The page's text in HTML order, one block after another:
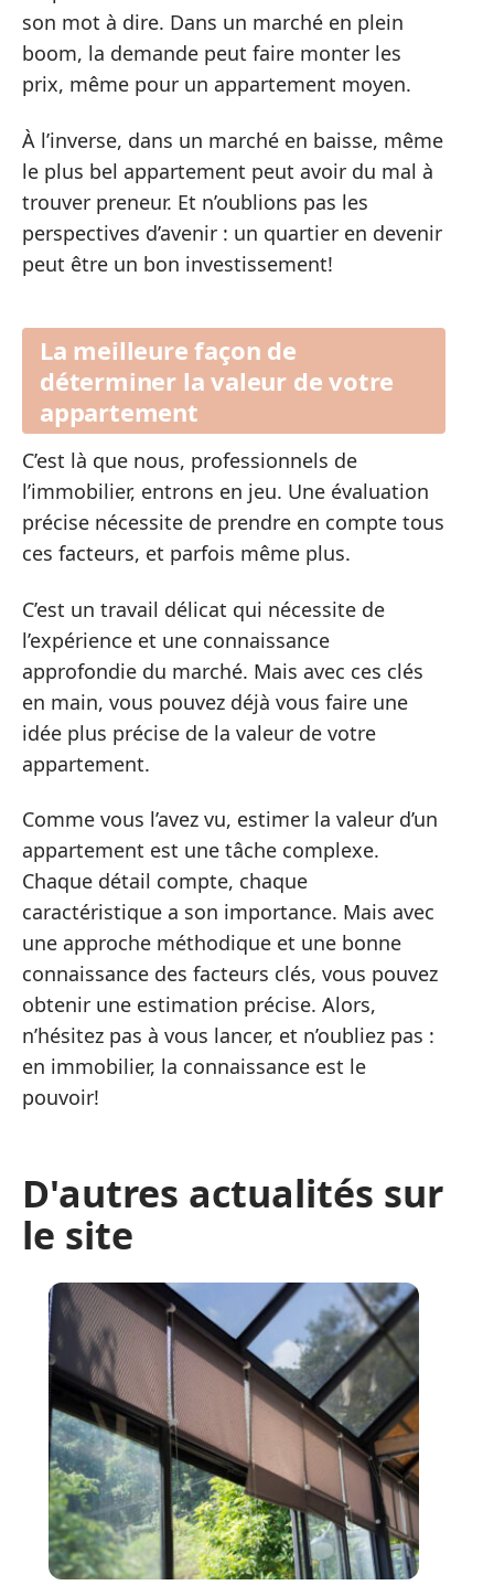
son mot à dire. Dans un marché en plein
boom, la demande peut faire monter les
prix, même pour un appartement moyen.
À l’inverse, dans un marché en baisse, même
le plus bel appartement peut avoir du mal à
trouver preneur. Et n’oublions pas les
perspectives d’avenir : un quartier en devenir
peut être un bon investissement!
La meilleure façon de
déterminer la valeur de votre
appartement
C’est là que nous, professionnels de
l’immobilier, entrons en jeu. Une évaluation
précise nécessite de prendre en compte tous
ces facteurs, et parfois même plus.
C’est un travail délicat qui nécessite de
l’expérience et une connaissance
approfondie du marché. Mais avec ces clés
en main, vous pouvez déjà vous faire une
idée plus précise de la valeur de votre
appartement.
Comme vous l’avez vu, estimer la valeur d’un
appartement est une tâche complexe.
Chaque détail compte, chaque
caractéristique a son importance. Mais avec
une approche méthodique et une bonne
connaissance des facteurs clés, vous pouvez
obtenir une estimation précise. Alors,
n’hésitez pas à vous lancer, et n’oubliez pas :
en immobilier, la connaissance est le
pouvoir!
D'autres actualités sur
le site